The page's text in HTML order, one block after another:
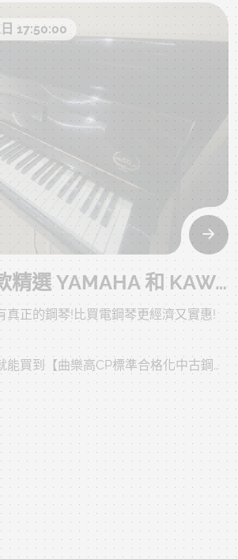
(北部一樓或電梯大約2000，樓梯、吊
離島、裝箱、等..另計)售價:39900 不二
二手鋼琴商品不怕您比較 歡迎比價以
原始 二手鋼琴 狀況，當下就很不錯
前整理ing，以下照片影片是我們專業
始狀況，上一手保存良好就像去買中古
漂亮，但您不知道的是原始狀況?是否被
片及影片把上一手的狀況坦誠給您了
17:50:00
我們現有多款精選 YAMAHA 和 KAWAI 中古鋼琴，促銷優惠30000多，吉客入主!
真正的鋼琴!比買電鋼琴更經濟又實惠!
能買到【曲樂高CP標準合格化中古鋼
，如下網頁，歡迎詳閱:
親身體驗真鋼琴的魅力!
"，買到的不只是鋼琴，更是學音樂最正
14:03:13